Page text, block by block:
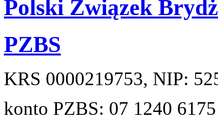
Polski Związek
PZBS
KRS 0000219753, NIP:
konto PZBS: 07 1240